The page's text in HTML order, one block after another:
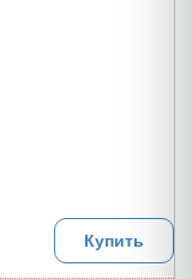
Купить